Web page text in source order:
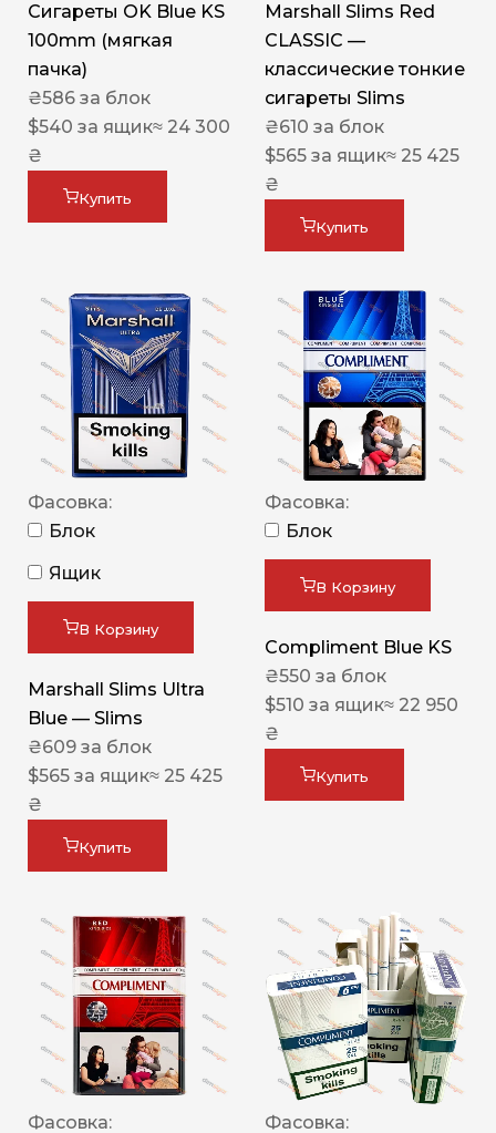
Сигареты OK Blue KS
100mm (мягкая
пачка)
₴586 за блок
$540 за ящик≈ 24 300
₴
Купить
Marshall Slims Red
CLASSIC —
классические тонкие
сигареты Slims
₴610 за блок
$565 за ящик≈ 25 425
₴
Купить
Фасовка:
Блок
Ящик
В Корзину
Marshall Slims Ultra
Blue — Slims
₴609 за блок
$565 за ящик≈ 25 425
₴
Купить
Фасовка:
Блок
В Корзину
Compliment Blue KS
₴550 за блок
$510 за ящик≈ 22 950
₴
Купить
Фасовка: Фасовка: